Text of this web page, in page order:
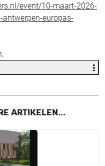
event/10-maart-2026-
antwerpen-europas-
ARTIKELEN...